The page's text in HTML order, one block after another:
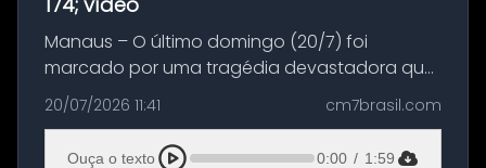
Manaus – O último domingo (20/7) foi
marcado por uma tragédia devastadora que
resultou na morte precoce de dois jovens na
BR-174, na zona rural de Manaus. Um passeio
com destino a um típico café regio...
20/07/2026 11:41 cm7brasil.com
Ouça o texto 0:00 / 1:59